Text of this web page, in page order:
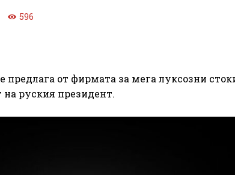
596
предлага от фирмата за мега луксозни
руския президент.